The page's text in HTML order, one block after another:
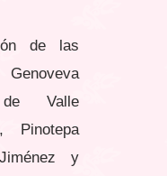
de las
de Valle
Pinotepa
y